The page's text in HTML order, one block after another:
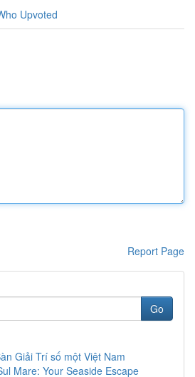
Upvoted
Report Page
Go
Giải Trí số một Việt Nam
Mare: Your Seaside Escape